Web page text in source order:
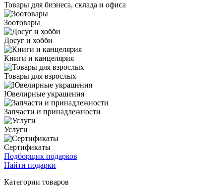
Товары для бизнеса, склада и офиса
Зоотовары
Досуг и хобби
Книги и канцелярия
Товары для взрослых
Ювелирные украшения
Запчасти и принадлежности
Услуги
Сертификаты
Подборщик подарков
Найти подарки
Категории товаров